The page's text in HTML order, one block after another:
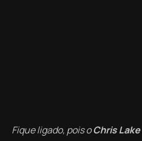
Fique ligado, pois oChris Lake